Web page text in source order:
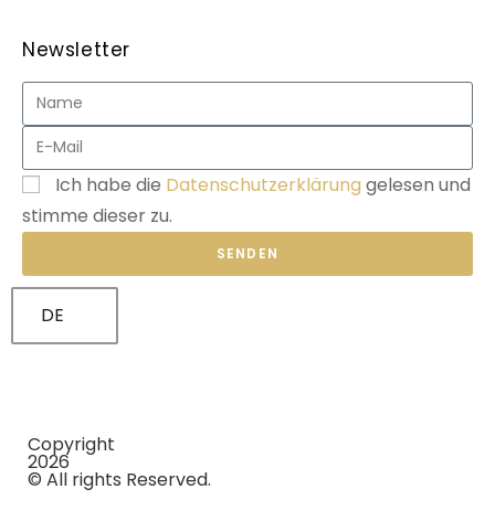
Newsletter
Ich habe die Datenschutzerklärung gelesen und
stimme dieser zu.
SENDEN
DE
Copyright
2026
© All rights Reserved.